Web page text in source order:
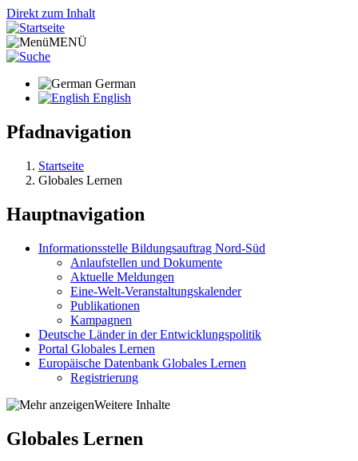
Direkt zum Inhalt
MENÜ
German
English
Pfadnavigation
Startseite
Globales Lernen
Hauptnavigation
Informationsstelle Bildungsauftrag Nord-Süd
Anlaufstellen und Dokumente
Aktuelle Meldungen
Eine-Welt-Veranstaltungskalender
Publikationen
Kampagnen
Deutsche Länder in der Entwicklungspolitik
Portal Globales Lernen
Europäische Datenbank Globales Lernen
Registrierung
Weitere Inhalte
Globales Lernen